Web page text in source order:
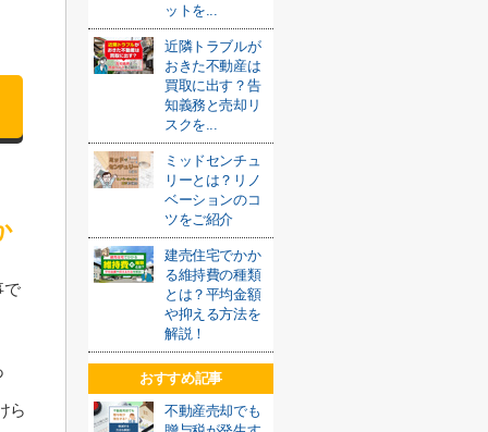
で
ら
ットを...
近隣トラブルが
おきた不動産は
買取に出す？告
知義務と売却リ
スクを...
ミッドセンチュ
リーとは？リノ
ベーションのコ
ツをご紹介
建売住宅でかか
る維持費の種類
とは？平均金額
や抑える方法を
解説！
おすすめ記事
不動産売却でも